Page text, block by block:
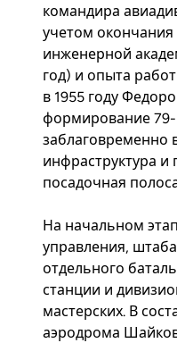
командира
учетом
инженерной
год) и опыта
в 1955 году
формирование 79-
заблаговременно
инфраструктура и
посадочная
На начальном
управления,
отдельного
станции и
мастерских. В
аэродрома